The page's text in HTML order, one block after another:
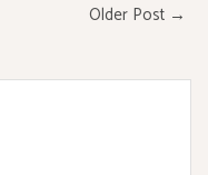
Older Post →